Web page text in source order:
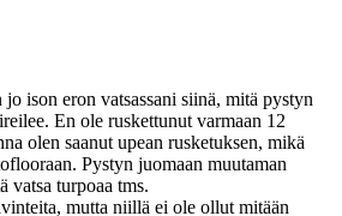
ison eron vatsassani siinä, mitä pystyn
En ole ruskettunut varmaan 12
olen saanut upean rusketuksen, mikä
Pystyn juomaan muutaman
vatsa turpoaa tms.
mutta niillä ei ole ollut mitään